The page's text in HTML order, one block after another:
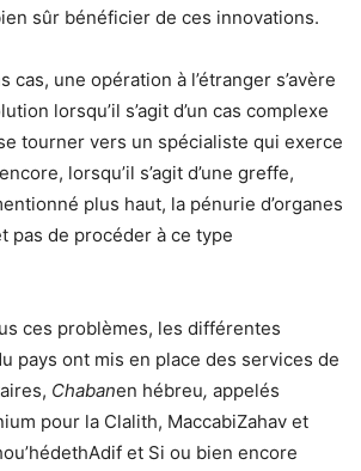
sûr bénéficier de ces innovations.
cas, une opération à l’étranger s’avère
lorsqu’il s’agit d’un cas complexe
tourner vers un spécialiste qui exerce
lorsqu’il s’agit d’une greffe,
plus haut, la pénurie d’organes
pas de procéder à ce type
ces problèmes, les différentes
pays ont mis en place des services de
Chabanen hébreu, appelés
pour la Clalith, MaccabiZahav et
et Si ou bien encore